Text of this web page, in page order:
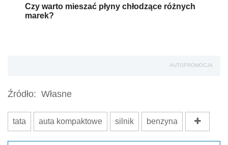
Czy warto mieszać płyny chłodzące różnych
marek?
AUTOPROMOCJA
Źródło: Własne
tata auta kompaktowe silnik benzyna